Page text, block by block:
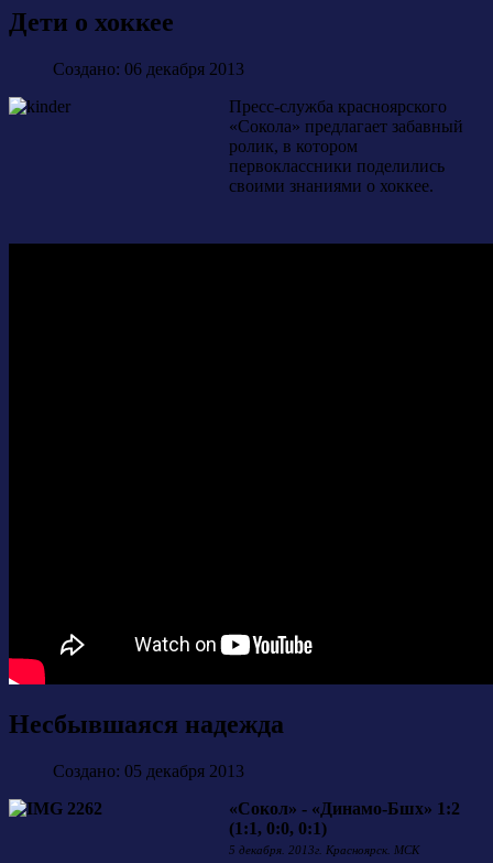
Дети о хоккее
Создано: 06 декабря 2013
Пресс-служба красноярского
«Сокола» предлагает забавный
ролик, в котором
первоклассники поделились
своими знаниями о хоккее.
Несбывшаяся надежда
Создано: 05 декабря 2013
«Сокол» - «Динамо-Бшх» 1:2
(1:1, 0:0, 0:1)
5 декабря. 2013г. Красноярск. МСК